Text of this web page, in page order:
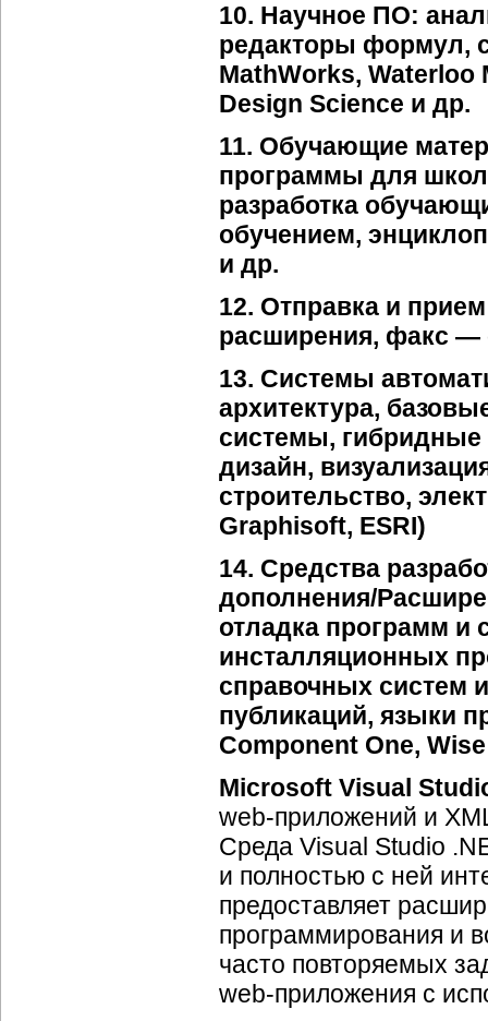
10. Научное ПО:
редакторы формул,
MathWorks, Waterloo
Design Science и др.
11. Обучающие
программы для
разработка
обучением,
и др.
12. Отправка и
расширения, факс —
13. Системы
архитектура,
системы, гибридные
дизайн,
строительство,
Graphisoft, ESRI)
14. Средства
дополнения/
отладка программ и
инсталляционных
справочных систем
публикаций, языки
Component One,
Microsoft Visual
web-приложений и
Среда Visual Studio
и полностью с ней
предоставляет
программирования и
часто повторяемых
web-приложения с